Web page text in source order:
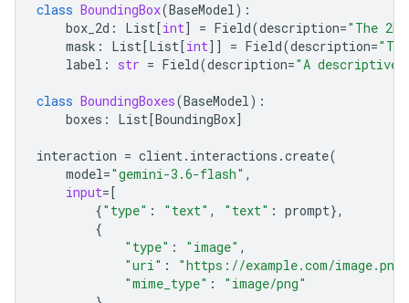
class BoundingBox(BaseModel):
box_2d : List[int] = Field(description="The
mask : List[List[int]] = Field(description=
label : str = Field(description="A
class BoundingBoxes(BaseModel):
boxes : List[BoundingBox]
interaction = client. interactions .create(
model="gemini-3.6-flash" ,
input=[
{"type" : "text" , "text" : prompt},
{
"type" : "image" ,
"uri" :
"https://example.com/image.png"
"mime_type" :
"image/png"